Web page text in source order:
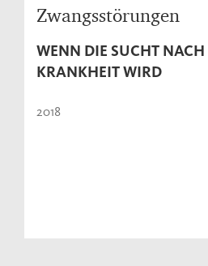
Zwangsstörungen
WENN DIE SUCHT
KRANKHEIT WIRD
2018